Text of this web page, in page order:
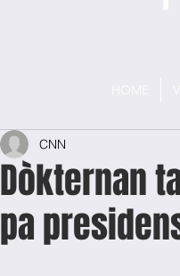
Dòkternan
pa
CNN